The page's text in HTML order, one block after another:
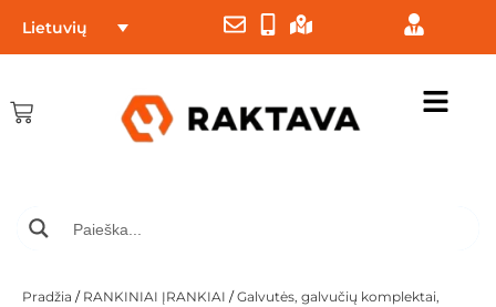
Lietuvių
Pradžia / RANKINIAI ĮRANKIAI /Galvutės, galvučių komplektai,